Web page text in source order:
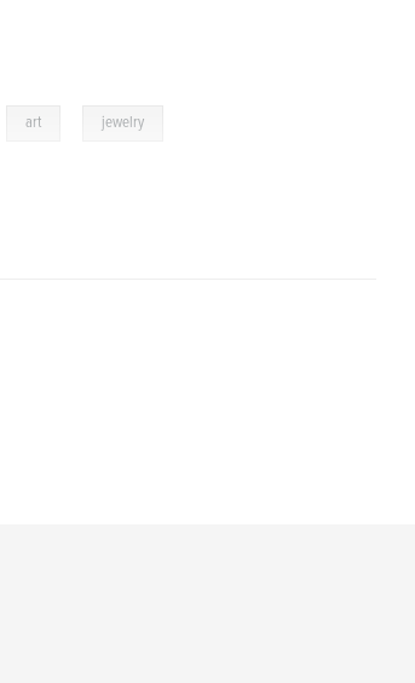
art jewelry